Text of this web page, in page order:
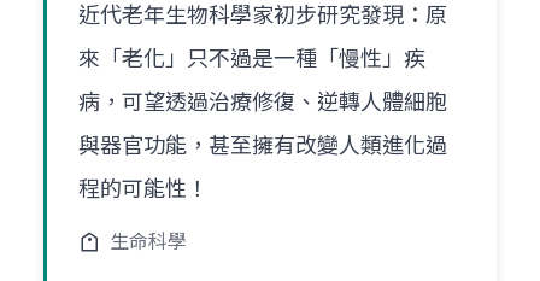
近代老年生物科學家初步研究發現：原
來「老化」只不過是一種「慢性」疾
病，可望透過治療修復、逆轉人體細胞
與器官功能，甚至擁有改變人類進化過
程的可能性！
生命科學